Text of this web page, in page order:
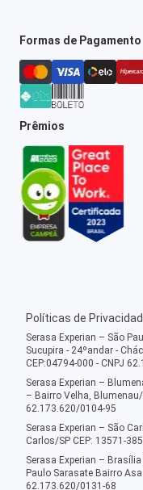
Formas de Pagamento
Prêmios
Políticas de
Serasa Experian – São
Sucupira - 24ºandar -
CEP:04794-000 - CNPJ
Serasa Experian –
– Bairro Velha, Blumenau/
62.173.620/0104-95
Serasa Experian – São
Carlos/SP CEP: 13571-
Serasa Experian – Brasília
Paulo Sarasate Bairro
62.173.620/0131-68